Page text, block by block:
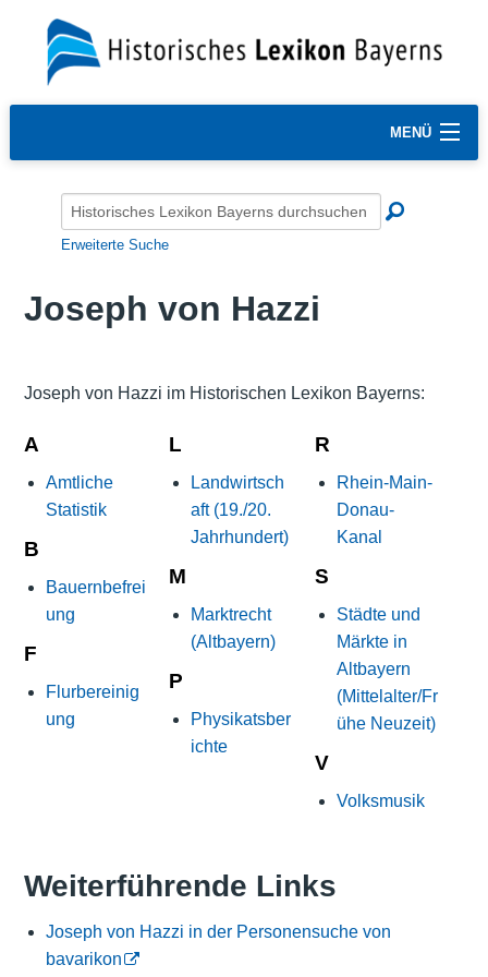
MENÜ
Erweiterte Suche
Joseph von Hazzi
Joseph von Hazzi im Historischen Lexikon Bayerns:
A
Amtliche
Statistik
B
Bauernbefrei
ung
F
Flurbereinig
ung
L
Landwirtsch
aft (19./20.
Jahrhundert)
M
Marktrecht
(Altbayern)
P
Physikatsber
ichte
R
Rhein-Main-
Donau-
Kanal
S
Städte und
Märkte in
Altbayern
(Mittelalter/Fr
ühe Neuzeit)
V
Volksmusik
Weiterführende Links
Joseph von Hazzi in der Personensuche von
bavarikon